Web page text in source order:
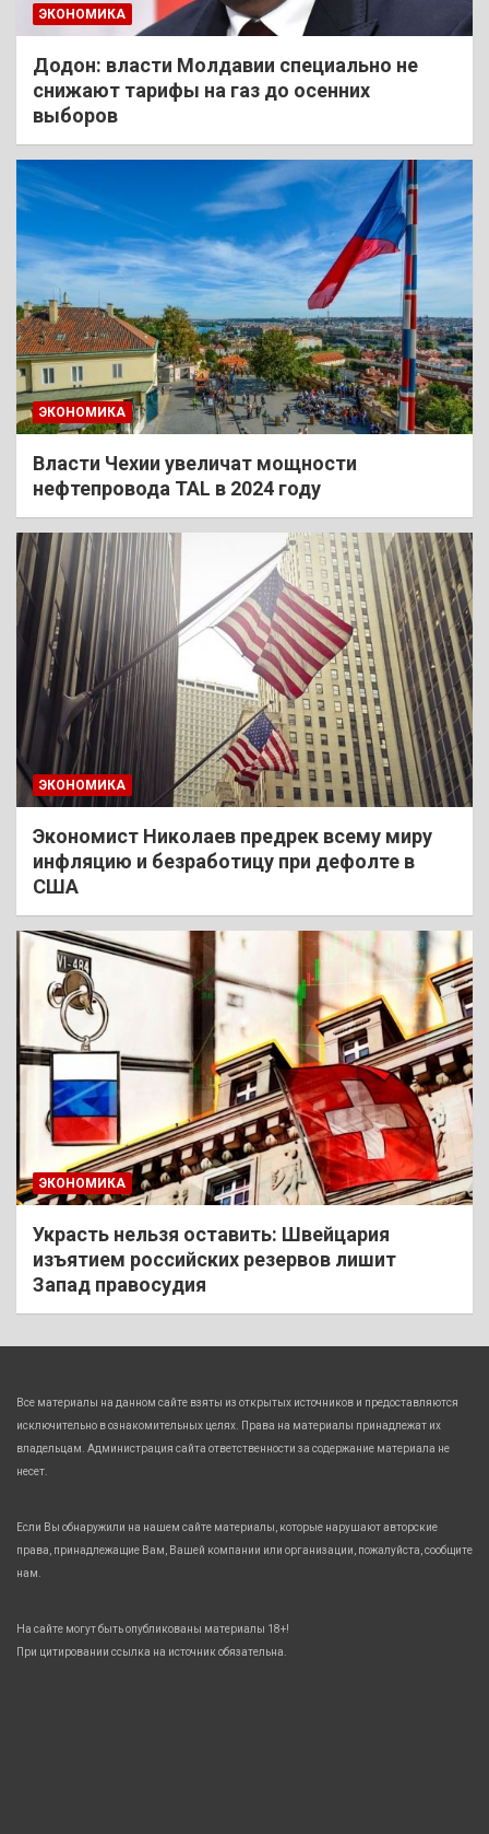
ЭКОНОМИКА
Додон: власти Молдавии специально не
снижают тарифы на газ до осенних
выборов
ЭКОНОМИКА
Власти Чехии увеличат мощности
нефтепровода TAL в 2024 году
ЭКОНОМИКА
Экономист Николаев предрек всему миру
инфляцию и безработицу при дефолте в
США
ЭКОНОМИКА
Украсть нельзя оставить: Швейцария
изъятием российских резервов лишит
Запад правосудия
Все материалы на данном сайте взяты из открытых источников и предоставляются
исключительно в ознакомительных целях. Права на материалы принадлежат их
владельцам. Администрация сайта ответственности за содержание материала не
несет.
Если Вы обнаружили на нашем сайте материалы, которые нарушают авторские
права, принадлежащие Вам, Вашей компании или организации, пожалуйста, сообщите
нам.
На сайте могут быть опубликованы материалы 18+!
При цитировании ссылка на источник обязательна.